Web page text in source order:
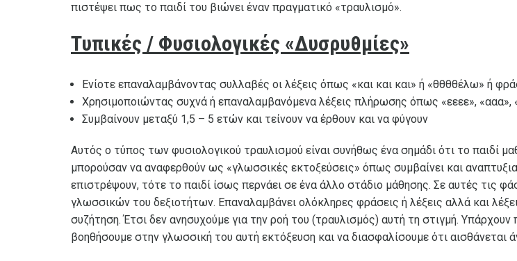
πιστέψει πως το παιδί του βιώνει έναν πραγματικό «τραυλισμό».
Τυπικές / Φυσιολογικές «Δυσρυθμίες»
Ενίοτε επαναλαμβάνοντας συλλαβές οι λέξεις όπως «και και και» ή «θθθθέλω» ή
Χρησιμοποιώντας συχνά ή επαναλαμβανόμενα λέξεις πλήρωσης όπως «εεεε», «ααα»,
Συμβαίνουν μεταξύ 1,5 – 5 ετών και τείνουν να έρθουν και να φύγουν
Αυτός ο τύπος των φυσιολογικού τραυλισμού είναι συνήθως ένα σημάδι ότι το παιδί
μπορούσαν να αναφερθούν ως «γλωσσικές εκτοξεύσεις» όπως συμβαίνει και
επιστρέψουν, τότε το παιδί ίσως περνάει σε ένα άλλο στάδιο μάθησης. Σε αυτές τις
γλωσσικών του δεξιοτήτων. Επαναλαμβάνει ολόκληρες φράσεις ή λέξεις αλλά και
συζήτηση. Έτσι δεν ανησυχούμε για την ροή του (τραυλισμός) αυτή τη στιγμή.
βοηθήσουμε στην γλωσσική του αυτή εκτόξευση και να διασφαλίσουμε ότι αισθάνεται